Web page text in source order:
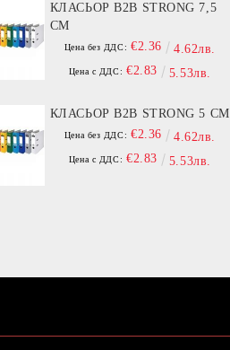
КЛАСЬОР B2B STRONG 7,5
СМ
Цена без ДДС: €2.36 4.62лв.
Цена с ДДС: €2.83 5.53лв.
КЛАСЬОР B2B STRONG 5 СМ
Цена без ДДС: €2.36 4.62лв.
Цена с ДДС: €2.83 5.53лв.